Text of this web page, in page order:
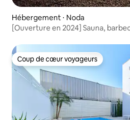
Hébergement ⋅ Noda
[Ouverture en 2024] Sauna,
196,47 ㎡
Coup de cœur voyageurs
Coup de cœur voyageurs